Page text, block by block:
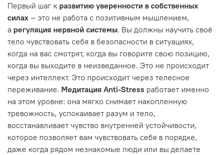
Первый шаг к развитию уверенности в собственных
силах — это не работа с позитивным мышлением,
а регуляция нервной системы. Вы должны научить своё
тело чувствовать себя в безопасности в ситуациях,
когда на вас смотрят, когда вы говорите свою позицию,
когда вы выходите в неизведанное. Это не происходит
через интеллект. Это происходит через телесное
переживание. Медитация Anti-Stress работает именно
на этом уровне: она мягко снимает накопленную
тревожность, успокаивает разум и тело,
восстанавливает чувство внутренней устойчивости,
которое позволяет вам чувствовать себя в порядке,
даже когда рядом незнакомые люди или вы делаете